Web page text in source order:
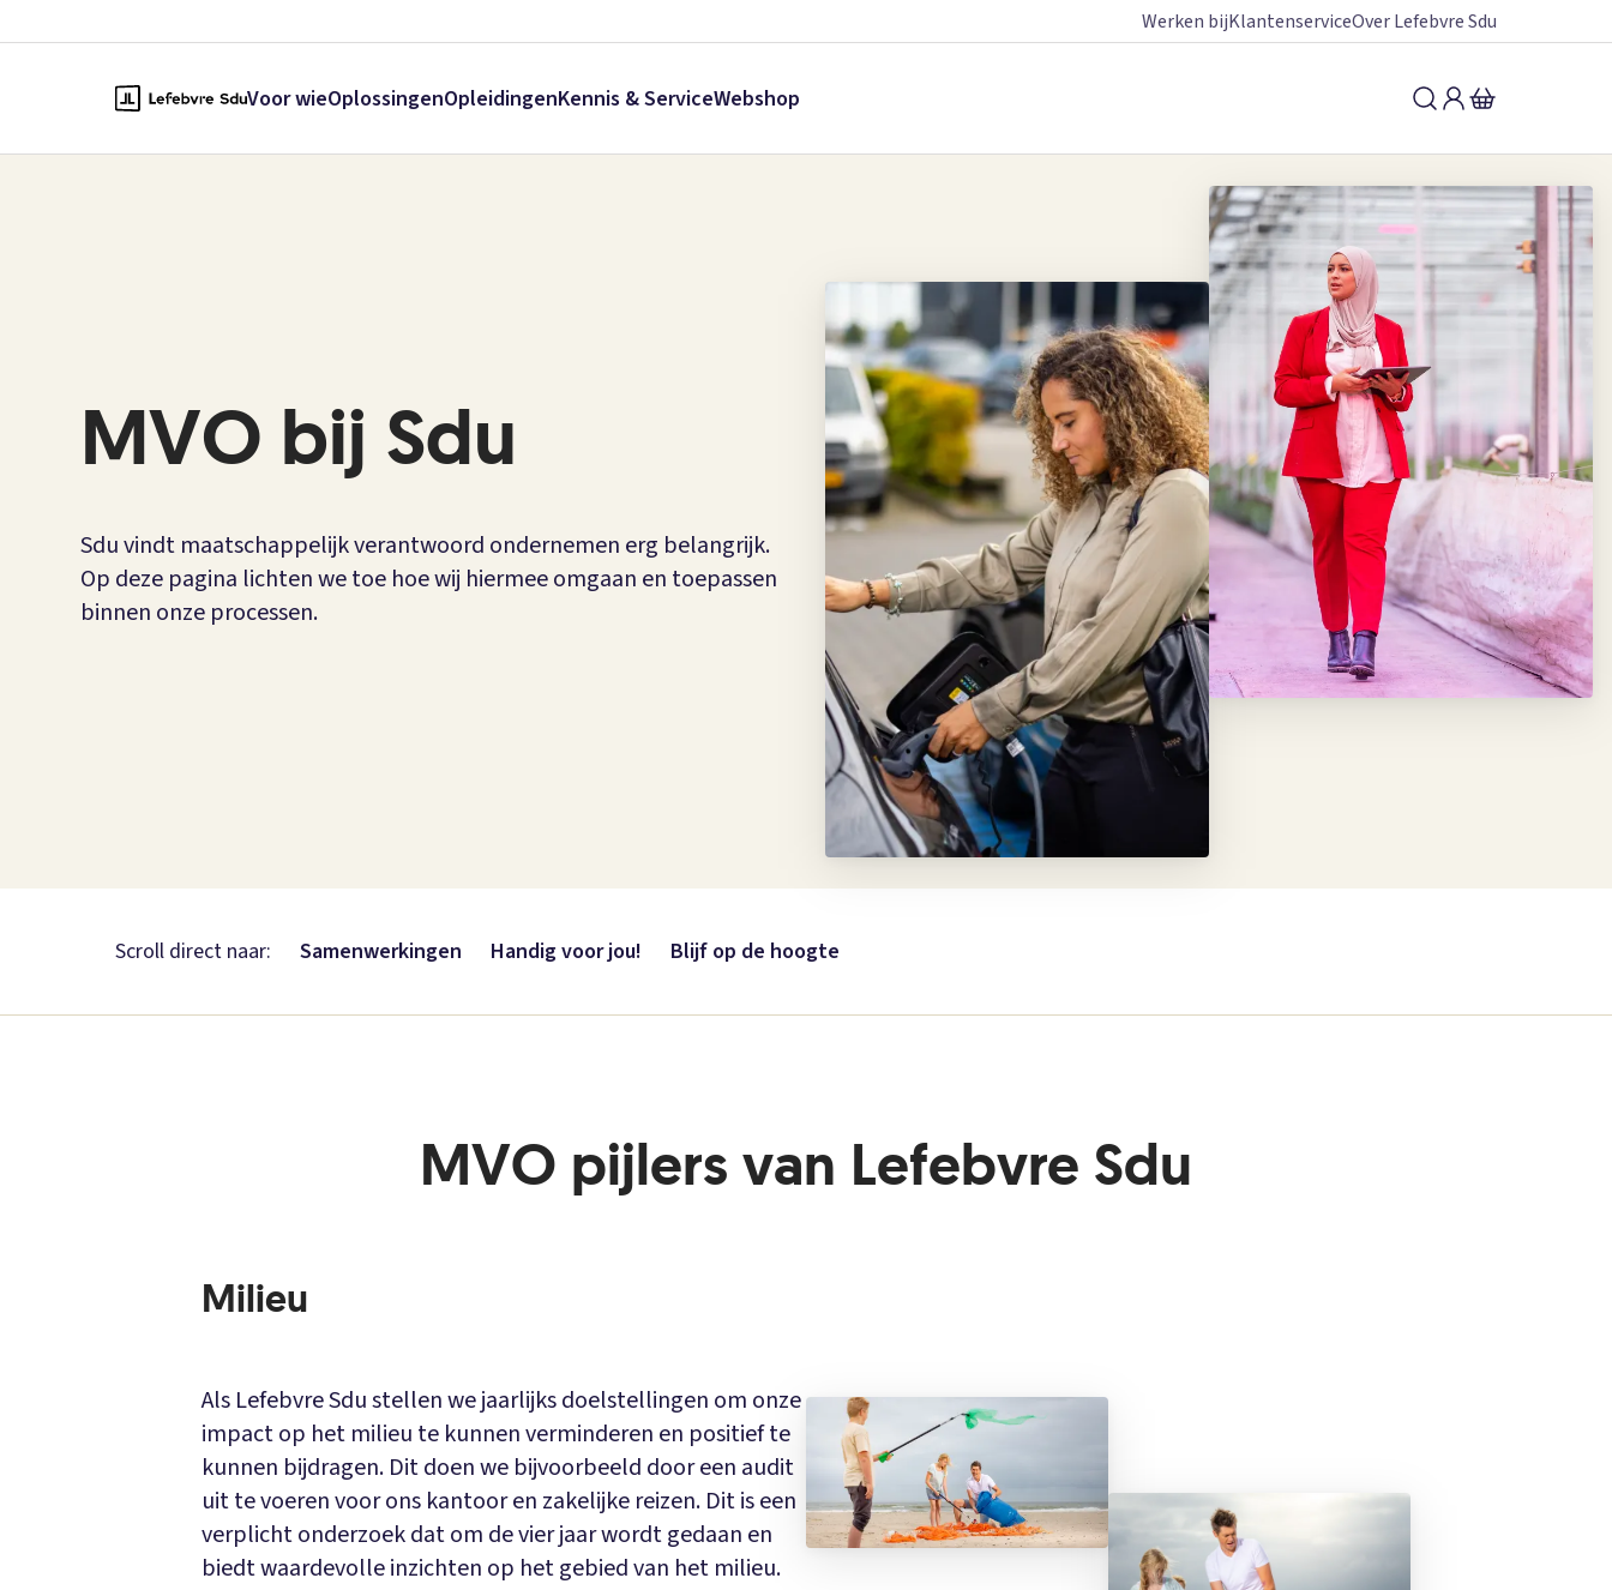
Werken bijKlantenserviceOver Lefebvre Sdu
Voor wieOplossingenOpleidingenKennis & ServiceWebshop
MVO bij Sdu
Sdu vindt maatschappelijk verantwoord ondernemen erg belangrijk.
Op deze pagina lichten we toe hoe wij hiermee omgaan en toepassen
binnen onze processen.
Scroll direct naar: Samenwerkingen Handig voor jou! Blijf op de hoogte
MVO pijlers van Lefebvre Sdu
Milieu
Als Lefebvre Sdu stellen we jaarlijks doelstellingen om onze
impact op het milieu te kunnen verminderen en positief te
kunnen bijdragen. Dit doen we bijvoorbeeld door een audit
uit te voeren voor ons kantoor en zakelijke reizen. Dit is een
verplicht onderzoek dat om de vier jaar wordt gedaan en
biedt waardevolle inzichten op het gebied van het milieu.